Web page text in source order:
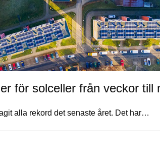
för solceller från veckor till
alla rekord det senaste året. Det har…